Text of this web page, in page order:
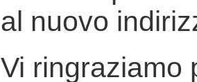
al nuovo
Vi ringraziamo